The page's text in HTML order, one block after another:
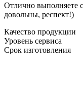
Отлично выполняете
довольны, респект!)
Качество продукции
Уровень сервиса
Срок изготовления